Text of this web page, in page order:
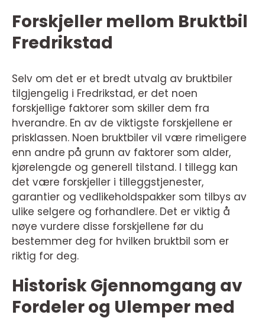
Forskjeller mellom Bruktbil
Fredrikstad
Selv om det er et bredt utvalg av bruktbiler
tilgjengelig i Fredrikstad, er det noen
forskjellige faktorer som skiller dem fra
hverandre. En av de viktigste forskjellene er
prisklassen. Noen bruktbiler vil være rimeligere
enn andre på grunn av faktorer som alder,
kjørelengde og generell tilstand. I tillegg kan
det være forskjeller i tilleggstjenester,
garantier og vedlikeholdspakker som tilbys av
ulike selgere og forhandlere. Det er viktig å
nøye vurdere disse forskjellene før du
bestemmer deg for hvilken bruktbil som er
riktig for deg.
Historisk Gjennomgang av
Fordeler og Ulemper med